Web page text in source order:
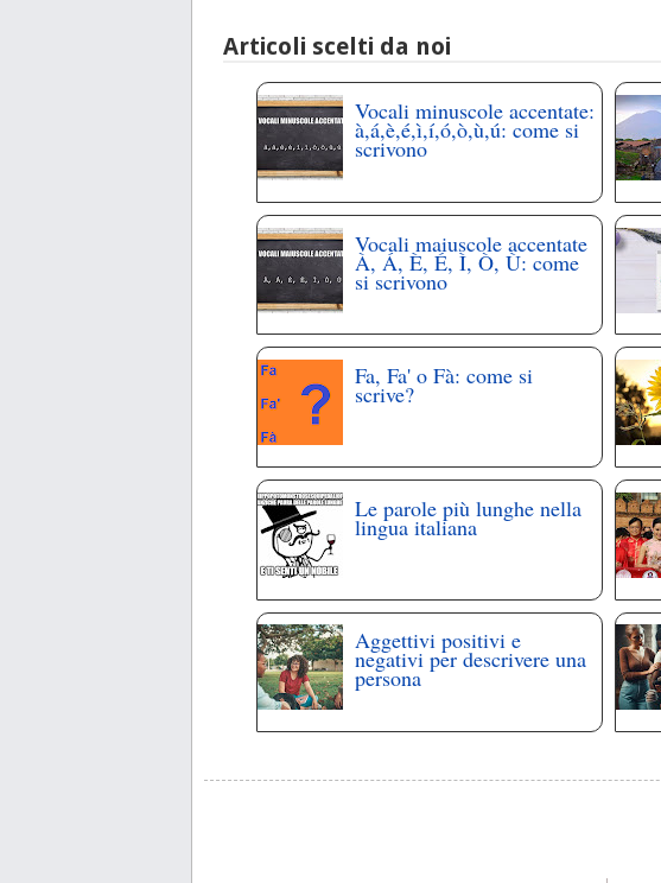
Articoli scelti da noi
Vocali minuscole accentate:
à,á,è,é,ì,í,ó,ò,ù,ú: come si
scrivono
Vocali maiuscole accentate
À, Á, È, É, Ì, Ò, Ù: come
si scrivono
Fa, Fa' o Fà: come si
scrive?
Le parole più lunghe nella
lingua italiana
Aggettivi positivi e
negativi per descrivere una
persona